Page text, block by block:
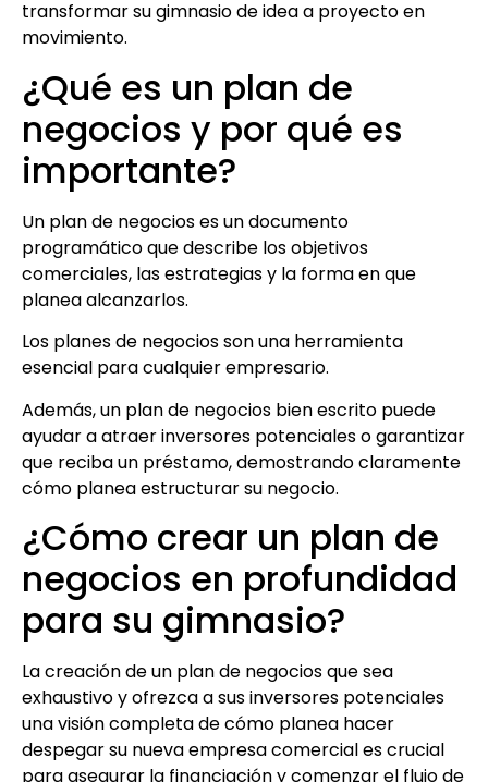
transformar su gimnasio de idea a proyecto en
movimiento.
¿Qué es un plan de
negocios y por qué es
importante?
Un plan de negocios es un documento
programático que describe los objetivos
comerciales, las estrategias y la forma en que
planea alcanzarlos.
Los planes de negocios son una herramienta
esencial para cualquier empresario.
Además, un plan de negocios bien escrito puede
ayudar a atraer inversores potenciales o garantizar
que reciba un préstamo, demostrando claramente
cómo planea estructurar su negocio.
¿Cómo crear un plan de
negocios en profundidad
para su gimnasio?
La creación de un plan de negocios que sea
exhaustivo y ofrezca a sus inversores potenciales
una visión completa de cómo planea hacer
despegar su nueva empresa comercial es crucial
para asegurar la financiación y comenzar el flujo de